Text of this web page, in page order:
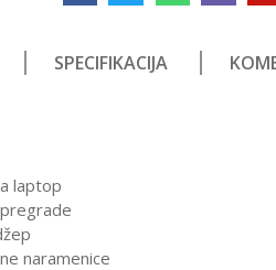
SPECIFIKACIJA
laptop
naramenice